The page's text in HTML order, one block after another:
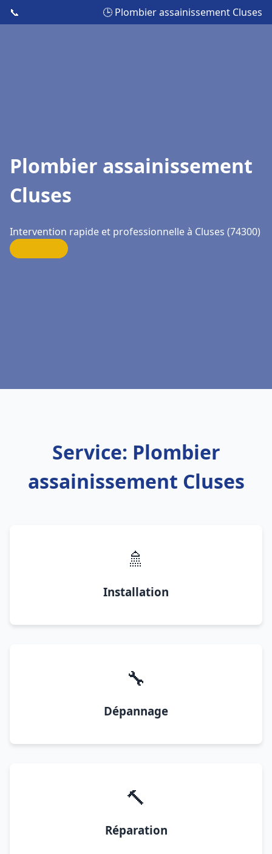
📞 🕒 Plombier assainissement Cluses
Plombier assainissement
Cluses
Intervention rapide et professionnelle à Cluses (74300)
Service: Plombier
assainissement Cluses
🚿
Installation
🔧
Dépannage
🔨
Réparation